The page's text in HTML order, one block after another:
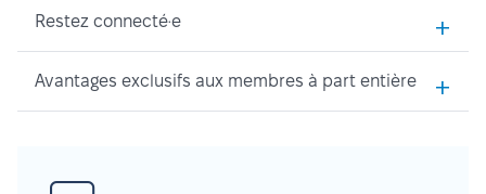
Restez connecté·e +
Avantages exclusifs aux membres à part entière +